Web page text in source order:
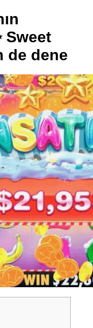
Sweet
de dene